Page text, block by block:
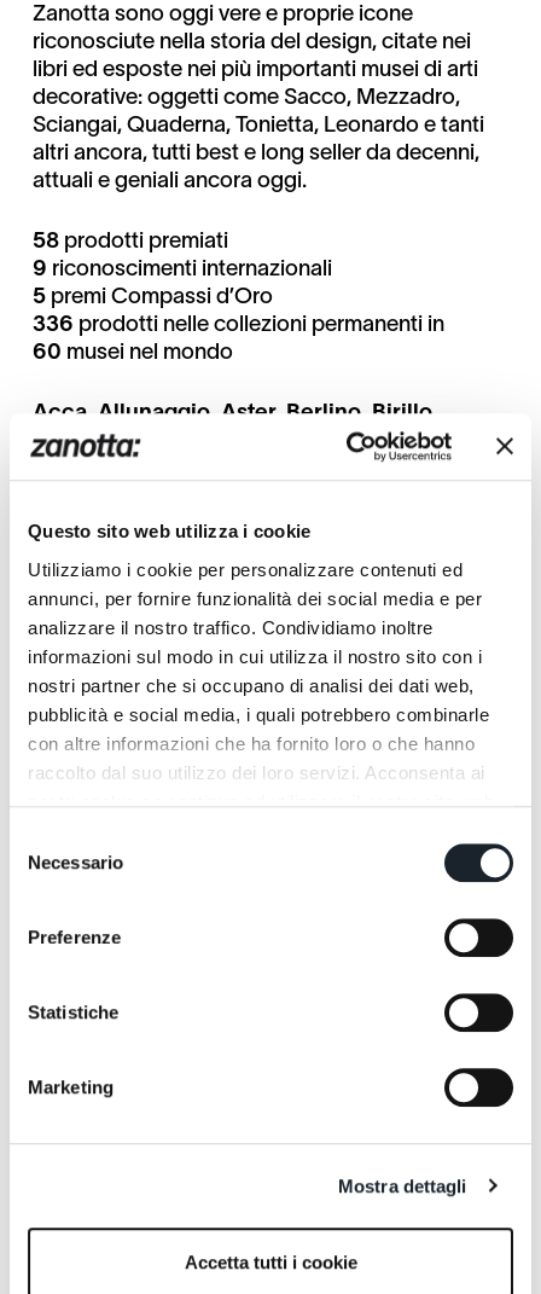
Questo sito web utilizza i cookie
Utilizziamo i cookie per personalizzare contenuti ed
annunci, per fornire funzionalità dei social media e per
analizzare il nostro traffico. Condividiamo inoltre
informazioni sul modo in cui utilizza il nostro sito con i
nostri partner che si occupano di analisi dei dati web,
pubblicità e social media, i quali potrebbero combinarle
con altre informazioni che ha fornito loro o che hanno
raccolto dal suo utilizzo dei loro servizi. Acconsenta ai
delNecessario
Preferenze
Statistiche
Marketing
Mostra dettagli
Accetta tutti i cookie
Zanotta sono oggi vere e proprie icone
riconosciute nella storia del design, citate nei
libri ed esposte nei più importanti musei di arti
decorative: oggetti come Sacco, Mezzadro,
Sciangai, Quaderna, Tonietta, Leonardo e tanti
altri ancora, tutti best e long seller da decenni,
attuali e geniali ancora oggi.
58prodotti premiati
9 riconoscimenti internazionali
5premi Compassi d’Oro
336 prodotti nelle collezioni permanenti in
60 musei nel mondo
Acca, Allunaggio, Aster, Berlino, Birillo,
Brasilia, Butterfly, Cassia, Castiglietta,
Cumano, Dan, Drop, Echino, Elipse, Fly, Gilda,
Joy, Lia, Loto, Louise, Maggiolina, Marcuso,
Quaderna, Raw, Ricreo, Sacco, Santina,
Sciangai, Servento, Servobandiera,
Servolibro, Servomanto, Servomostre,
Servostop, Soft, Speed, Spiffero, Tempo,
Throw-Away, Toi, Tonietta, Tucano, Unanotte,
Veryround, Za:Za, Zurigo.
Quaderna Table 2600
Sciangai
Servobandiera
Servomanto
Servostop